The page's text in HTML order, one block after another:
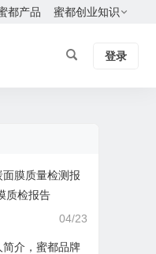
都产品 蜜都创业知识
登录
膜质量检测报
质检报告
04/23
简介，蜜都品牌